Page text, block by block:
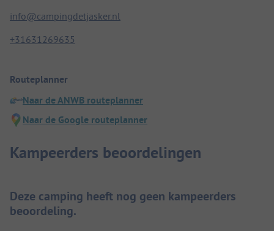
info@campingdetjasker.nl
+31631269635
Routeplanner
Naar de ANWB routeplanner
Naar de Google routeplanner
Kampeerders beoordelingen
Deze camping heeft nog geen kampeerders
beoordeling.